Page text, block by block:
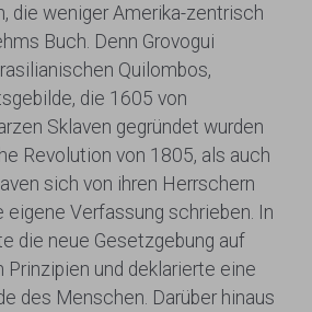
die weniger Amerika-zentrisch
Buch. Denn Grovogui
Quilombos,
die 1605 von
Sklaven gegründet wurden
Revolution von 1805, als auch
sich von ihren Herrschern
eigene Verfassung schrieben. In
die neue Gesetzgebung auf
und deklarierte eine
des Menschen. Darüber hinaus